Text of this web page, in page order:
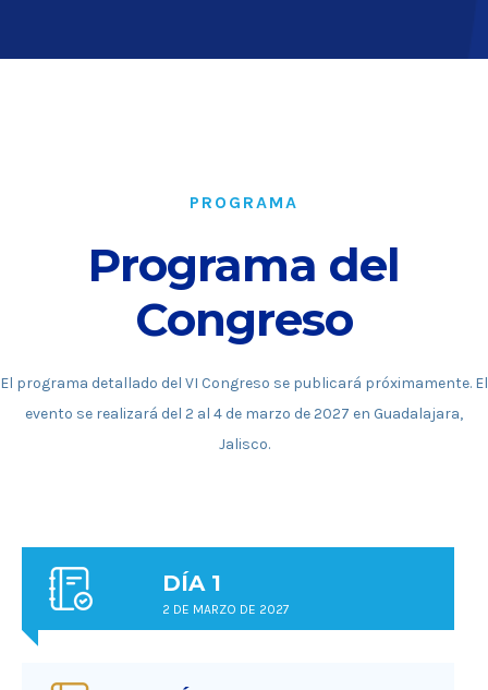
PROGRAMA
Programa del
Congreso
El programa detallado del VI Congreso se publicará próximamente. El
evento se realizará del 2 al 4 de marzo de 2027 en Guadalajara,
Jalisco.
DÍA 1
2 DE MARZO DE 2027